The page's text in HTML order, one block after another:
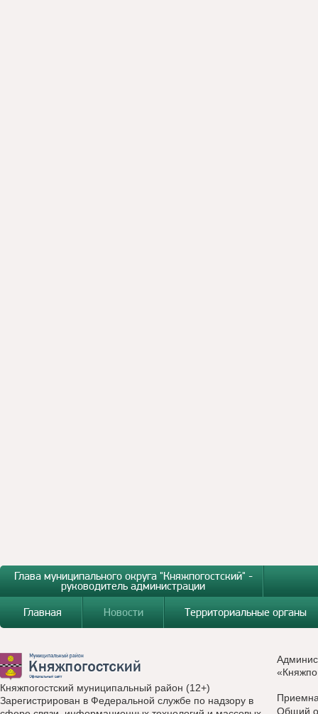
Глава муниципального округа "Княжпогостский" -
руководитель администрации
Главная
Новости Территориальные органы
Княжпогостский муниципальный район (12+)
Зарегистрирован в Федеральной службе по надзору в
Общий